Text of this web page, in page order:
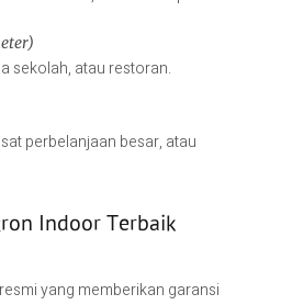
sekolah, atau restoran.
perbelanjaan besar, atau
Indoor Terbaik
yang memberikan garansi